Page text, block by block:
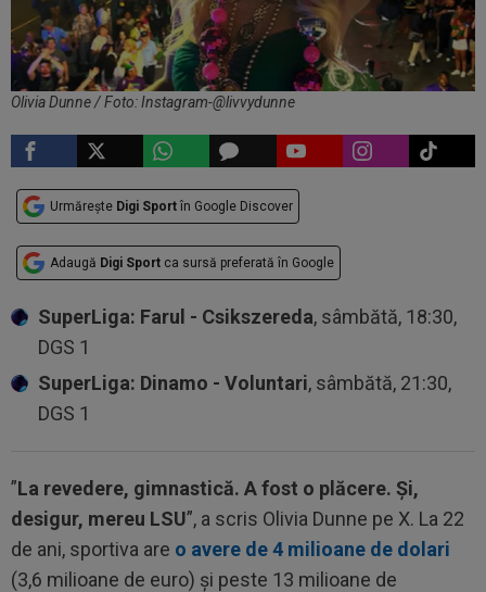
Olivia Dunne / Foto: Instagram-@livvydunne
Urmărește Digi Sport în Google Discover
Adaugă Digi Sport ca sursă preferată în Google
SuperLiga: Farul - Csikszereda, sâmbătă, 18:30,
DGS 1
SuperLiga: Dinamo - Voluntari, sâmbătă, 21:30,
DGS 1
”La revedere, gimnastică. A fost o plăcere. Și,
desigur, mereu LSU”, a scris Olivia Dunne pe X. La 22
de ani, sportiva are o avere de 4 milioane de dolari
(3,6 milioane de euro) și peste 13 milioane de